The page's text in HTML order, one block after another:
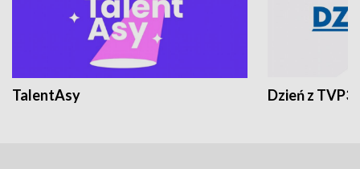
TalentAsy Dzień z TVP3